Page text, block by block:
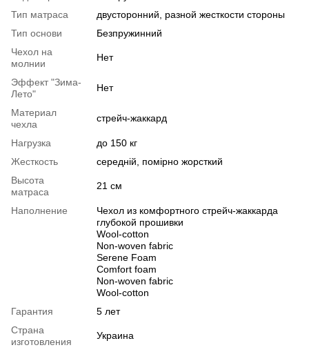
Тип матраса
двусторонний, разной жесткости стороны
Тип основи
Безпружинний
Чехол на
молнии
Нет
Эффект "Зима-
Лето"
Нет
Материал
чехла
стрейч-жаккард
Нагрузка
до 150 кг
Жесткость
середній, помірно жорсткий
Высота
матраса
21 см
Наполнение
Чехол из комфортного стрейч-жаккарда
глубокой прошивки
Wool-cotton
Non-woven fabric
Serene Foam
Comfort foam
Non-woven fabric
Wool-cotton
Гарантия
5 лет
Страна
изготовления
Украина